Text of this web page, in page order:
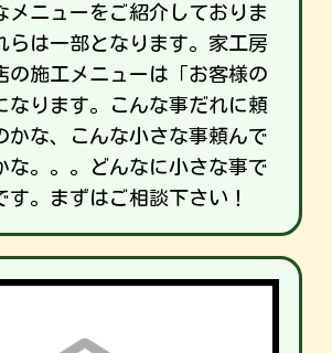
メニューをご紹介しておりま
らは一部となります。家工房
の施工メニューは「お客様の
なります。こんな事だれに頼
かな、こんな小さな事頼んで
な。。。どんなに小さな事で
す。まずはご相談下さい！